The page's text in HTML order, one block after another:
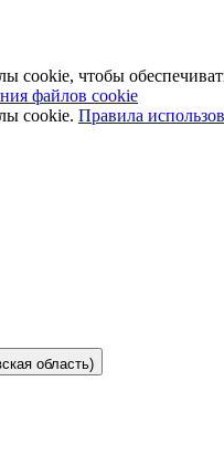
cookie, чтобы
файлов cookie
cookie. Правила
область)